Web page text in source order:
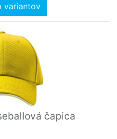
variantov
čapica